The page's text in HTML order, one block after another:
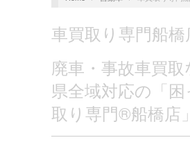
車買取り専門船橋
廃車・事故車買
県全域対応の「
取り専門®船橋店